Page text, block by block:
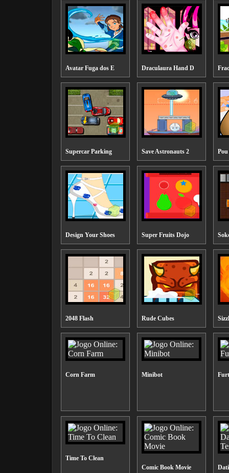
Avatar Fuga dos E Draculaura Hand D
Supercar Parking Save Astronauts 2
Design Your Shoes Super Fruits Dojo
2048 Flash Rude Cubes
Corn Farm Minibot
Time To Clean
Comic Book Movie